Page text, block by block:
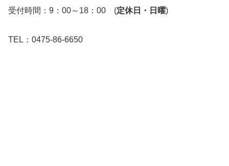
受付時間：9：00～18：00 (定休日・日曜)
TEL：0475-86-6650